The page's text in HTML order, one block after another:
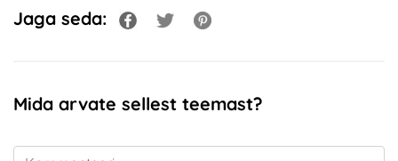
Jaga seda:
Mida arvate sellest teemast?